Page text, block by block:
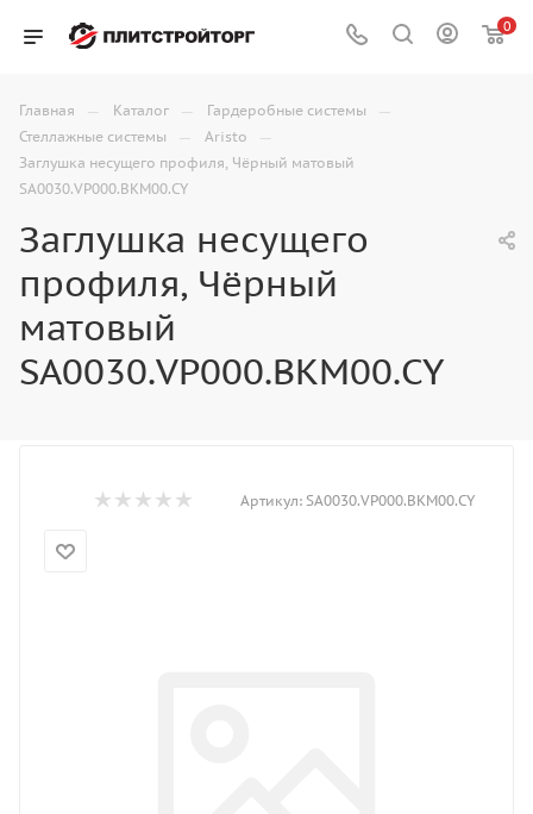
0
Главная — Каталог — Гардеробные системы —
Стеллажные системы — Aristo —
Заглушка несущего профиля, Чёрный матовый
SA0030.VP000.BKM00.CY
Заглушка несущего
профиля, Чёрный
матовый
SA0030.VP000.BKM00.CY
Артикул: SA0030.VP000.BKM00.CY